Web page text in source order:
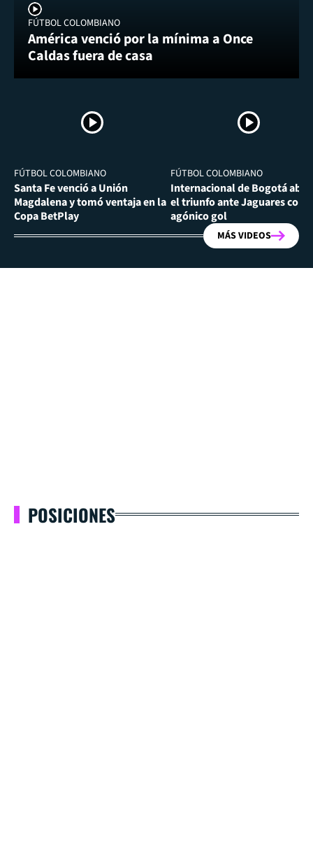
FÚTBOL COLOMBIANO
América venció por la mínima a Once
Caldas fuera de casa
FÚTBOL COLOMBIANO
Santa Fe venció a Unión
Magdalena y tomó ventaja en la
Copa BetPlay
FÚTBOL COLOMBIANO
Internacional de Bogotá
el triunfo ante Jaguares con
agónico gol
MÁS VIDEOS
POSICIONES